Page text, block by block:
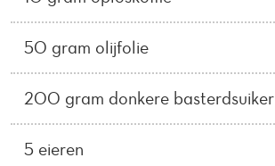
50 gram olijfolie
200 gram donkere basterdsuiker
5 eieren